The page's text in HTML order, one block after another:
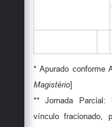
* Apurado conforme
Magistério]
** Jornada Parcial:
vínculo fracionado,